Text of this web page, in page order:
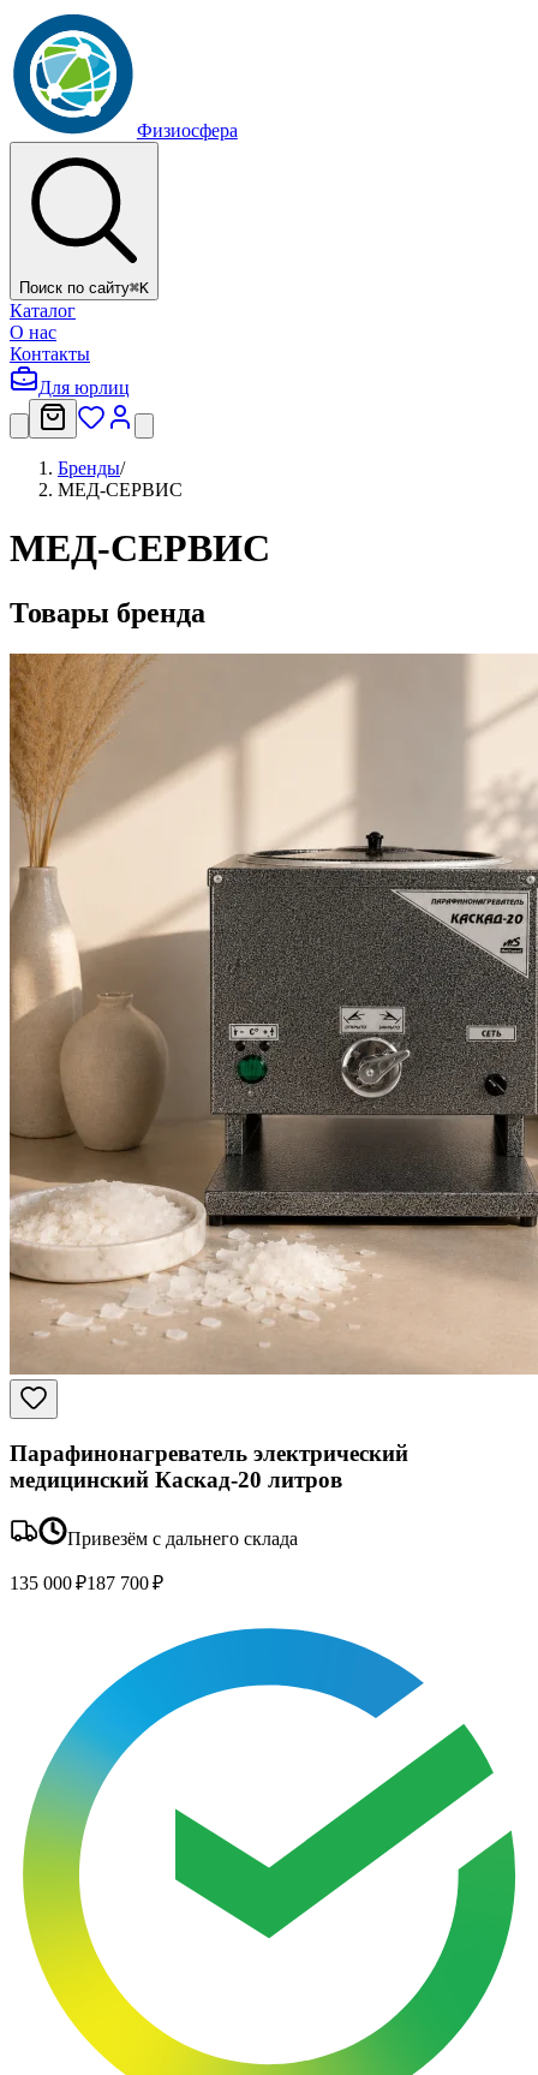
Физиосфера
Поиск по сайту⌘K
Каталог
О нас
Контакты
Для юрлиц
Бренды/
МЕД-СЕРВИС
МЕД-СЕРВИС
Товары бренда
Парафинонагреватель электрический
медицинский Каскад-20 литров
Привезём с дальнего склада
135 000 ₽187 700 ₽